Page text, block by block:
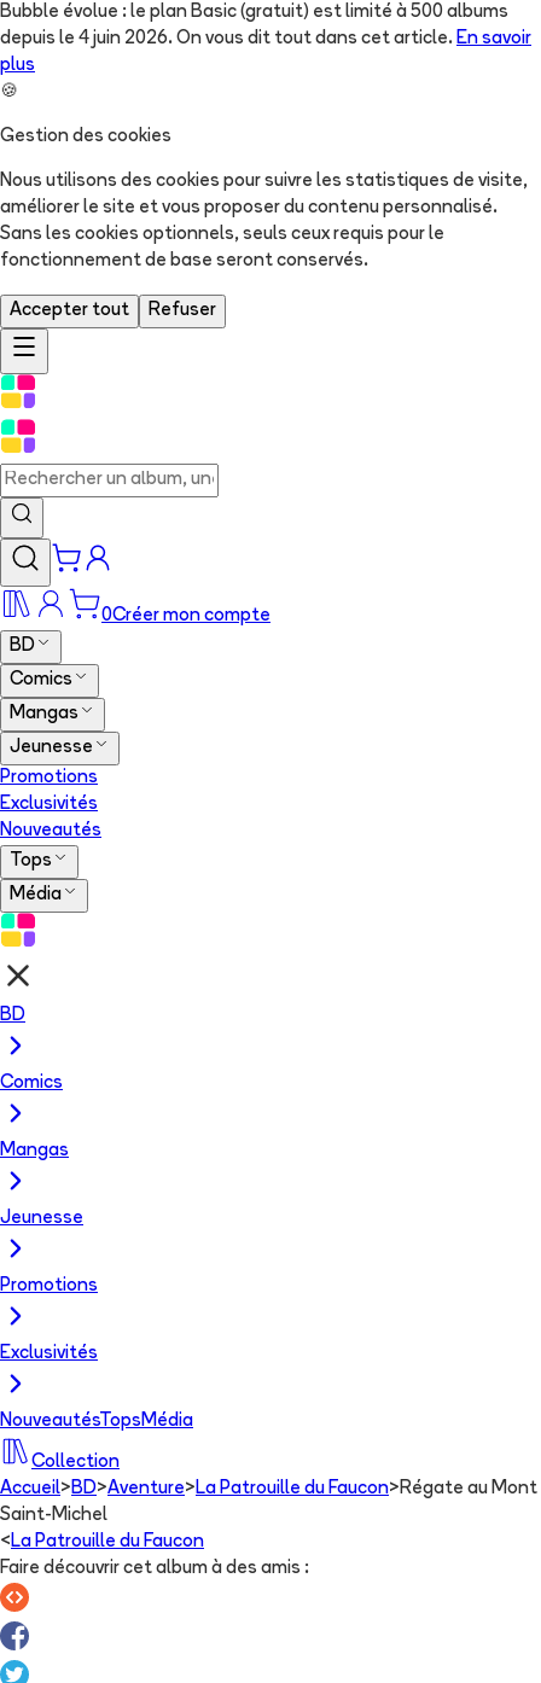
Bubble évolue : le plan Basic (gratuit) est limité à 500 albums
depuis le 4 juin 2026. On vous dit tout dans cet article. En savoir
plus
🍪
Gestion des cookies
Nous utilisons des cookies pour suivre les statistiques de visite,
améliorer le site et vous proposer du contenu personnalisé.
Sans les cookies optionnels, seuls ceux requis pour le
fonctionnement de base seront conservés.
Accepter tout Refuser
0Créer mon compte
BD
Comics
Mangas
Jeunesse
Promotions
Exclusivités
Nouveautés
Tops
Média
BD
Comics
Mangas
Jeunesse
Promotions
Exclusivités
NouveautésTops Média
Collection
Accueil> BD>Aventure> La Patrouille du Faucon> Régate au Mont
Saint-Michel
< La Patrouille du Faucon
Faire découvrir cet album à des amis :